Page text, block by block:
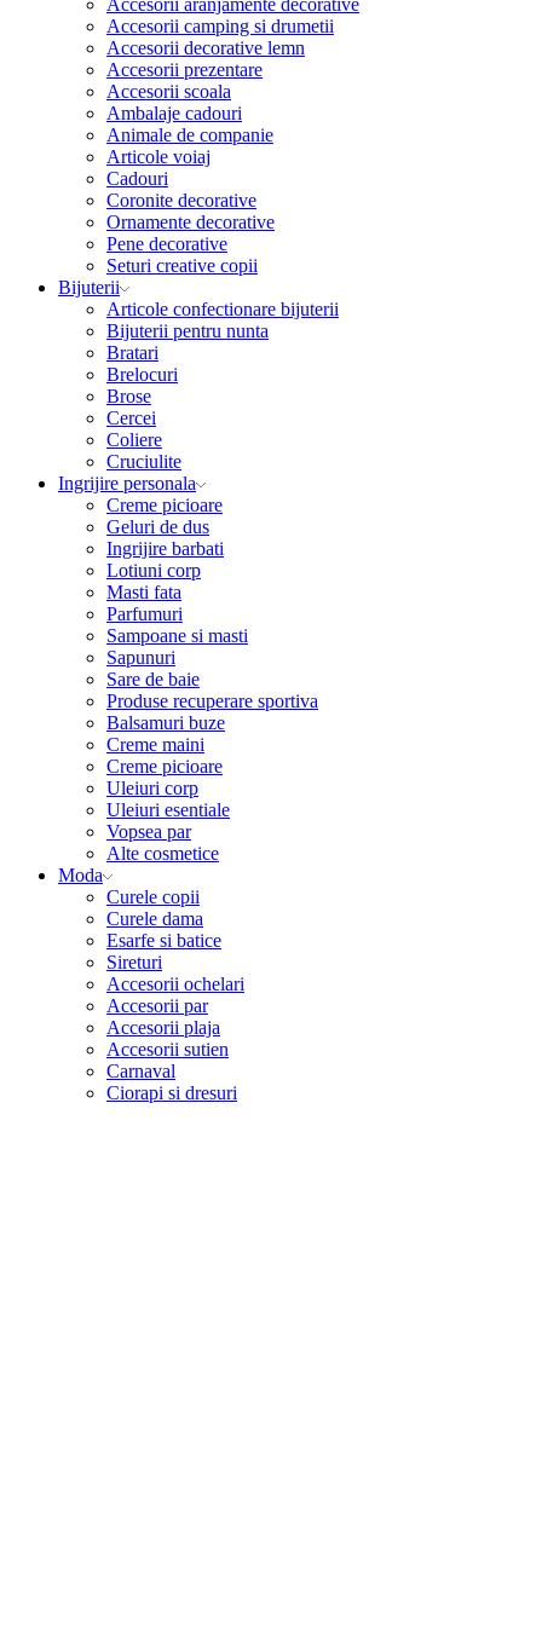
Accesorii camping si drumetii
Accesorii decorative lemn
Accesorii prezentare
Accesorii scoala
Ambalaje cadouri
Animale de companie
Articole voiaj
Cadouri
Coronite decorative
Ornamente decorative
Pene decorative
Seturi creative copii
Bijuterii
Articole confectionare bijuterii
Bijuterii pentru nunta
Bratari
Brelocuri
Brose
Cercei
Coliere
Cruciulite
Ingrijire personala
Creme picioare
Geluri de dus
Ingrijire barbati
Lotiuni corp
Masti fata
Parfumuri
Sampoane si masti
Sapunuri
Sare de baie
Produse recuperare sportiva
Balsamuri buze
Creme maini
Creme picioare
Uleiuri corp
Uleiuri esentiale
Vopsea par
Alte cosmetice
Moda
Curele copii
Curele dama
Esarfe si batice
Sireturi
Accesorii ochelari
Accesorii par
Accesorii plaja
Accesorii sutien
Carnaval
Ciorapi si dresuri